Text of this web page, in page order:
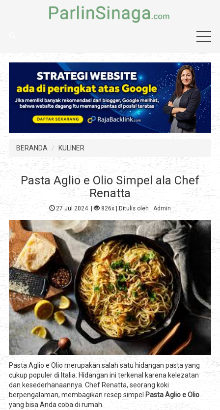
BERANDA KULINER
Pasta Aglio e Olio Simpel ala Chef
Renatta
27 Jul 2024| 826x | Ditulis oleh :Admin
Pasta Aglio e Olio merupakan salah satu hidangan pasta yang
cukup populer di Italia. Hidangan ini terkenal karena kelezatan
dan kesederhanaannya. Chef Renatta, seorang koki
berpengalaman, membagikan resep simpel Pasta Aglio e Olio
yang bisa Anda coba di rumah.